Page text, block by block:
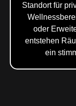
Standort für
oder
entstehen
ein